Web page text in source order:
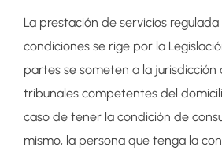
La prestación de servicios
condiciones se rige por la
partes se someten a la jurisdicción
tribunales competentes del
caso de tener la condición de
mismo, la persona que tenga la